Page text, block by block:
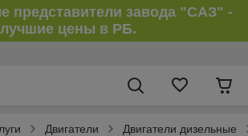
представители завода "САЗ" -
лучшие цены в РБ.
Двигатели Двигатели дизельные